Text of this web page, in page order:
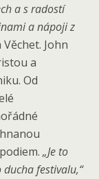
a s radostí
a nápoji z
John
a
Od
„Je to
festivalu,“